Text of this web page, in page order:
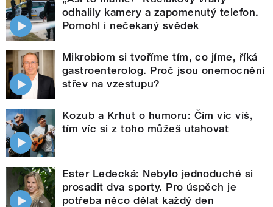
odhalily kamery a zapomenutý telefon.
Pomohl i nečekaný svědek
Mikrobiom si tvoříme tím, co jíme, říká
gastroenterolog. Proč jsou onemocnění
střev na vzestupu?
Kozub a Krhut o humoru: Čím víc víš,
tím víc si z toho můžeš utahovat
Ester Ledecká: Nebylo jednoduché si
prosadit dva sporty. Pro úspěch je
potřeba něco dělat každý den